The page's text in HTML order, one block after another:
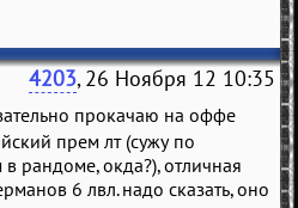
4203, 26 Ноября 12 10:35
прокачаю на оффе
прем лт (сужу по
рандоме, окда?), отличная
6 лвл. надо сказать, оно